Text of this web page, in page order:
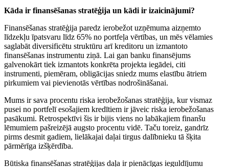
Kāda ir finansēšanas stratēģija un kādi ir izaicinājumi?
Finansēšanas stratēģija paredz ierobežot uzņēmuma aizņemto
līdzekļu īpatsvaru līdz 65% no portfeļa vērtības, un mēs vēlamies
saglabāt diversificētu struktūru arī kreditoru un izmantoto
finansēšanas instrumentu ziņā. Lai gan banku finansējums
galvenokārt tiek izmantots konkrēta projekta iegādei, citi
instrumenti, piemēram, obligācijas sniedz mums elastību ātriem
pirkumiem vai pievienotās vērtības nodrošināšanai.
Mums ir sava procentu riska ierobežošanas stratēģija, kur vismaz
pusei no portfelī esošajiem kredītiem ir jāveic riska ierobežošanas
pasākumi. Retrospektīvi šis ir bijis viens no labākajiem finanšu
lēmumiem pašreizējā augsto procentu vidē. Taču toreiz, gandrīz
pirms desmit gadiem, lielākajai daļai tirgus dalībnieku tā šķita
pārmērīga izšķērdība.
Būtiska finansēšanas stratēģijas daļa ir pienācīgas ieguldījumu